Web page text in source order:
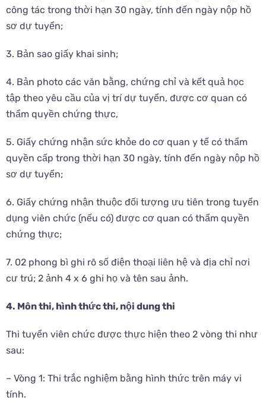
công tác trong thời hạn 30 ngày, tính đến ngày nộp hồ
sơ dự tuyển;
3. Bản sao giấy khai sinh;
4. Bản photo các văn bằng, chứng chỉ và kết quả học
tập theo yêu cầu của vị trí dự tuyển, được cơ quan có
thẩm quyền chứng thực,
5. Giấy chứng nhận sức khỏe do cơ quan y tế có thẩm
quyền cấp trong thời hạn 30 ngày, tính đến ngày nộp hồ
sơ dự tuyển;
6. Giấy chứng nhận thuộc đối tượng ưu tiên trong tuyển
dụng viên chức (nếu có) được cơ quan có thẩm quyền
chứng thực;
7. 02 phong bì ghi rõ số điện thoại liên hệ và địa chỉ nơi
cư trú; 2 ảnh 4 x 6 ghi họ và tên sau ảnh.
4. Môn thi, hình thức thi, nội dung thi
Thi tuyển viên chức được thực hiện theo 2 vòng thi như
sau:
– Vòng 1: Thi trắc nghiệm bằng hình thức trên máy vi
tính.